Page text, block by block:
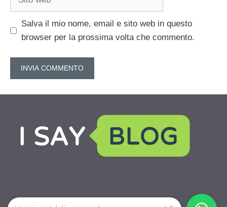
Salva il mio nome, email e sito web in questo
browser per la prossima volta che commento.